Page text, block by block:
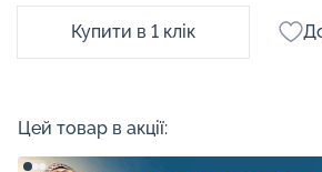
Купити в 1 клік
Цей товар в акції: